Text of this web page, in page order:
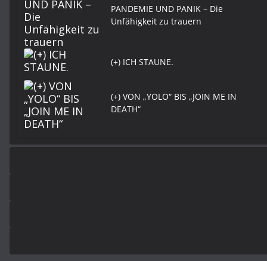
PANDEMIE UND PANIK – Die
Unfähigkeit zu trauern
(+) ICH STAUNE.
(+) VON „YOLO“ BIS „JOIN ME IN
DEATH“